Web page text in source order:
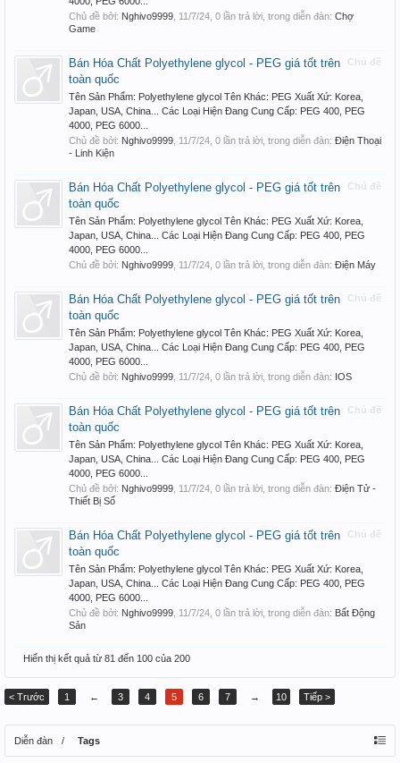
Chủ đề bởi: Nghivo9999 11/7/24 , 0 lần trả lời, trong diễn đàn: Chợ
Game
Chủ đề
Bán Hóa Chất Polyethylene glycol - PEG giá tốt trên
toàn quốc
Tên Sản Phẩm: Polyethylene glycol Tên Khác: PEG Xuất Xứ: Korea,
Japan, USA, China... Các Loại Hiện Đang Cung Cấp: PEG 400, PEG
4000, PEG 6000...
Chủ đề bởi: Nghivo9999 11/7/24 , 0 lần trả lời, trong diễn đàn: Điện Thoại
- Linh Kiện
Chủ đề
Bán Hóa Chất Polyethylene glycol - PEG giá tốt trên
toàn quốc
Tên Sản Phẩm: Polyethylene glycol Tên Khác: PEG Xuất Xứ: Korea,
Japan, USA, China... Các Loại Hiện Đang Cung Cấp: PEG 400, PEG
4000, PEG 6000...
Chủ đề bởi: Nghivo9999 11/7/24 , 0 lần trả lời, trong diễn đàn: Điện Máy
Chủ đề
Bán Hóa Chất Polyethylene glycol - PEG giá tốt trên
toàn quốc
Tên Sản Phẩm: Polyethylene glycol Tên Khác: PEG Xuất Xứ: Korea,
Japan, USA, China... Các Loại Hiện Đang Cung Cấp: PEG 400, PEG
4000, PEG 6000...
Chủ đề bởi: Nghivo9999 11/7/24 , 0 lần trả lời, trong diễn đàn: IOS
Chủ đề
Bán Hóa Chất Polyethylene glycol - PEG giá tốt trên
toàn quốc
Tên Sản Phẩm: Polyethylene glycol Tên Khác: PEG Xuất Xứ: Korea,
Japan, USA, China... Các Loại Hiện Đang Cung Cấp: PEG 400, PEG
4000, PEG 6000...
Chủ đề bởi: Nghivo9999 11/7/24 , 0 lần trả lời, trong diễn đàn: Điện Tử -
Thiết Bị Số
Chủ đề
Bán Hóa Chất Polyethylene glycol - PEG giá tốt trên
toàn quốc
Tên Sản Phẩm: Polyethylene glycol Tên Khác: PEG Xuất Xứ: Korea,
Japan, USA, China... Các Loại Hiện Đang Cung Cấp: PEG 400, PEG
4000, PEG 6000...
Chủ đề bởi: Nghivo9999 11/7/24 , 0 lần trả lời, trong diễn đàn: Bất Động
Sản
Hiển thị kết quả từ 81 đến 100 của 200
< Trước 1 ← 3 4 5 6 7 → 10 Tiếp >
Diễn đàn Tags